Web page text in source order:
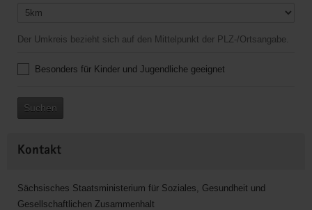
Der Umkreis bezieht sich auf den Mittelpunkt der PLZ-/Ortsangabe.
Besonders für Kinder und Jugendliche geeignet
Suchen
Kontakt
Sächsisches Staatsministerium für Soziales, Gesundheit und
Gesellschaftlichen Zusammenhalt